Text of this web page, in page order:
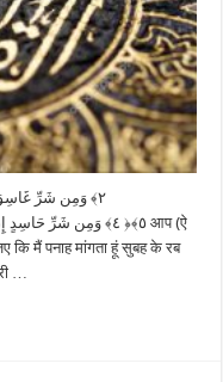
कि मैं पनाह मांगता हूं सुबह के रब
…